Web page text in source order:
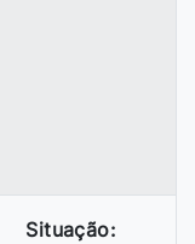
Situação: